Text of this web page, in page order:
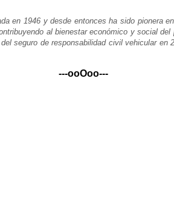
en 1946 y desde entonces ha sido pionera
al bienestar económico y social
seguro de responsabilidad civil vehicular
---ooOoo---